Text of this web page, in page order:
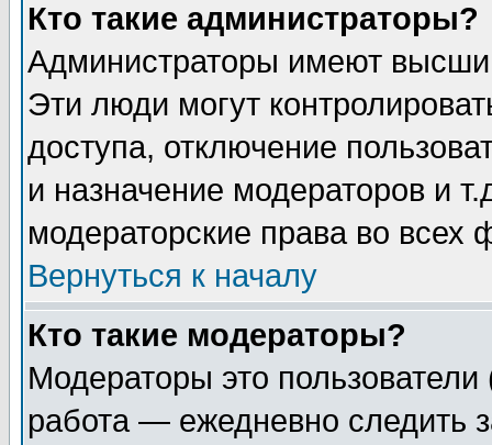
Кто такие администраторы?
Администраторы имеют
Эти люди могут
доступа, отключение
и назначение модераторов и
модераторские права во всех
Вернуться к началу
Кто такие модераторы?
Модераторы это
работа — ежедневно следить